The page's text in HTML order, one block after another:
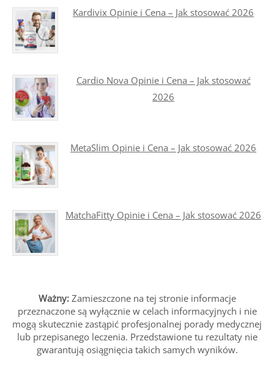
Kardivix Opinie i Cena – Jak stosować 2026
Cardio Nova Opinie i Cena – Jak stosować
2026
MetaSlim Opinie i Cena – Jak stosować 2026
MatchaFitty Opinie i Cena – Jak stosować 2026
Ważny:Zamieszczone na tej stronie informacje
przeznaczone są wyłącznie w celach informacyjnych i nie
mogą skutecznie zastąpić profesjonalnej porady medycznej
lub przepisanego leczenia. Przedstawione tu rezultaty nie
gwarantują osiągnięcia takich samych wyników.